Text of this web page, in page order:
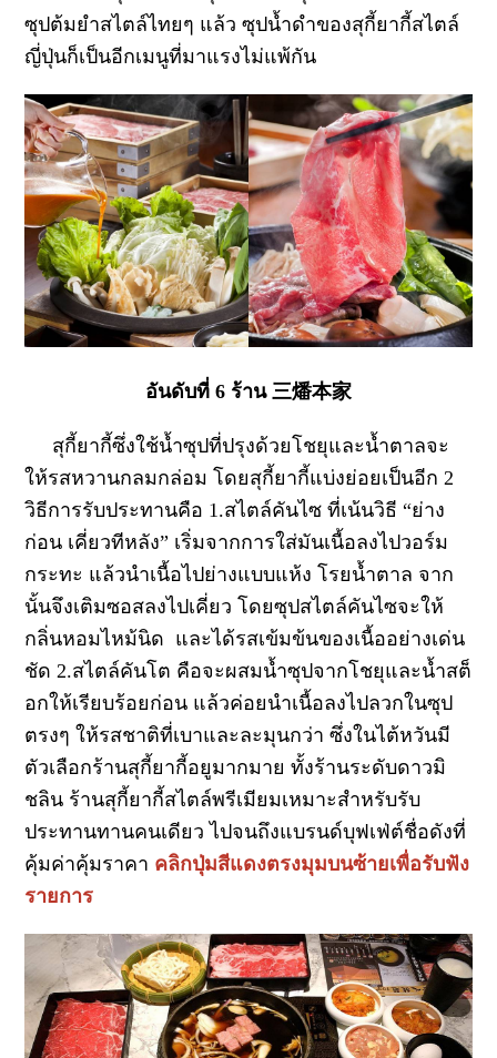
ซุปต้มยำสไตล์ไทยๆ แล้ว ซุปน้ำดำของสุกี้ยากี้สไตล์
ญี่ปุ่นก็เป็นอีกเมนูที่มาแรงไม่แพ้กัน
อันดับที่ 6 ร้าน 三燔本家
สุกี้ยากี้ซึ่งใช้น้ำซุปที่ปรุงด้วยโชยุและน้ำตาลจะ
ให้รสหวานกลมกล่อม โดยสุกี้ยากี้แบ่งย่อยเป็นอีก 2
วิธีการรับประทานคือ 1.สไตล์คันไซ ที่เน้นวิธี “ย่าง
ก่อน เคี่ยวทีหลัง” เริ่มจากการใส่มันเนื้อลงไปวอร์ม
กระทะ แล้วนำเนื้อไปย่างแบบแห้ง โรยน้ำตาล จาก
นั้นจึงเติมซอสลงไปเคี่ยว โดยซุปสไตล์คันไซจะให้
กลิ่นหอมไหม้นิด และได้รสเข้มข้นของเนื้ออย่างเด่น
ชัด 2.สไตล์คันโต คือจะผสมน้ำซุปจากโชยุและน้ำสต็
อกให้เรียบร้อยก่อน แล้วค่อยนำเนื้อลงไปลวกในซุป
ตรงๆ ให้รสชาติที่เบาและละมุนกว่า ซึ่งในไต้หวันมี
ตัวเลือกร้านสุกี้ยากี้อยูมากมาย ทั้งร้านระดับดาวมิ
ชลิน ร้านสุกี้ยากี้สไตล์พรีเมียมเหมาะสำหรับรับ
ประทานทานคนเดียว ไปจนถึงแบรนด์บุฟเฟ่ต์ชื่อดังที่
คุ้มค่าคุ้มราคา คลิกปุ่มสีแดงตรงมุมบนซ้ายเพื่อรับฟัง
รายการ